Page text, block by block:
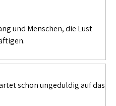
und Menschen, die Lust
schon ungeduldig auf das